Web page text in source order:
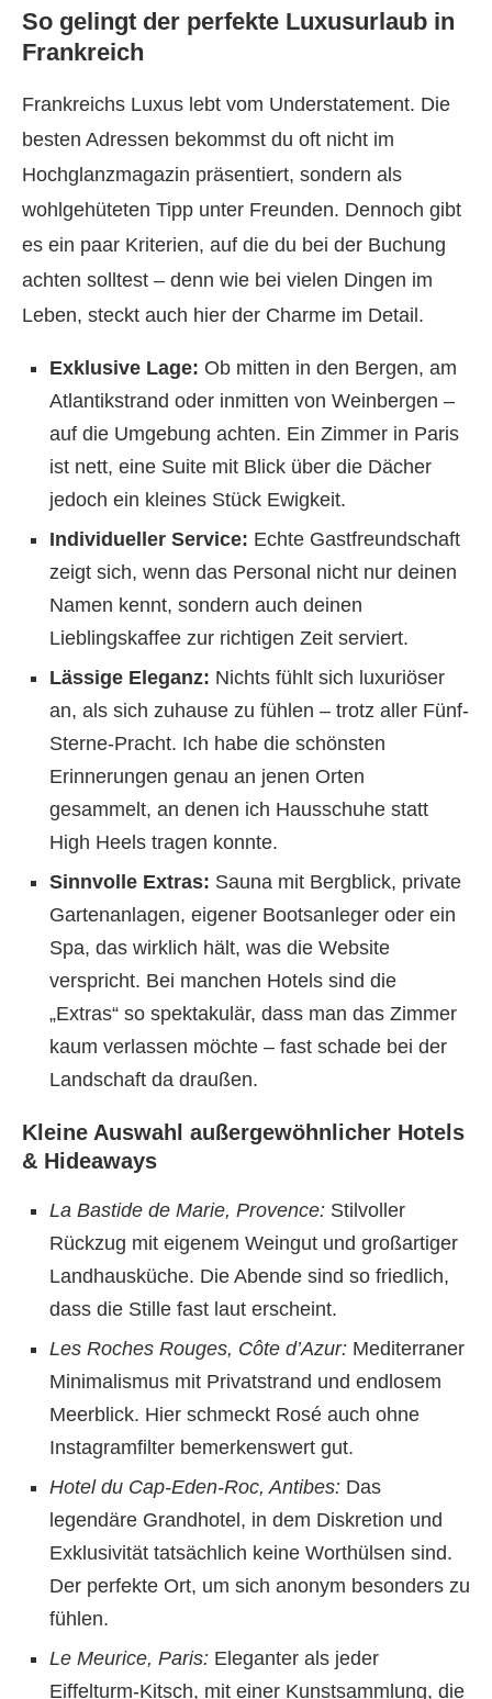
So gelingt der perfekte Luxusurlaub in
Frankreich
Frankreichs Luxus lebt vom Understatement. Die
besten Adressen bekommst du oft nicht im
Hochglanzmagazin präsentiert, sondern als
wohlgehüteten Tipp unter Freunden. Dennoch gibt
es ein paar Kriterien, auf die du bei der Buchung
achten solltest – denn wie bei vielen Dingen im
Leben, steckt auch hier der Charme im Detail.
Exklusive Lage: Ob mitten in den Bergen, am
Atlantikstrand oder inmitten von Weinbergen –
auf die Umgebung achten. Ein Zimmer in Paris
ist nett, eine Suite mit Blick über die Dächer
jedoch ein kleines Stück Ewigkeit.
Individueller Service: Echte Gastfreundschaft
zeigt sich, wenn das Personal nicht nur deinen
Namen kennt, sondern auch deinen
Lieblingskaffee zur richtigen Zeit serviert.
Lässige Eleganz: Nichts fühlt sich luxuriöser
an, als sich zuhause zu fühlen – trotz aller Fünf-
Sterne-Pracht. Ich habe die schönsten
Erinnerungen genau an jenen Orten
gesammelt, an denen ich Hausschuhe statt
High Heels tragen konnte.
Sinnvolle Extras: Sauna mit Bergblick, private
Gartenanlagen, eigener Bootsanleger oder ein
Spa, das wirklich hält, was die Website
verspricht. Bei manchen Hotels sind die
„Extras“ so spektakulär, dass man das Zimmer
kaum verlassen möchte – fast schade bei der
Landschaft da draußen.
Kleine Auswahl außergewöhnlicher Hotels
& Hideaways
La Bastide de Marie, Provence: Stilvoller
Rückzug mit eigenem Weingut und großartiger
Landhausküche. Die Abende sind so friedlich,
dass die Stille fast laut erscheint.
Les Roches Rouges, Côte d’Azur: Mediterraner
Minimalismus mit Privatstrand und endlosem
Meerblick. Hier schmeckt Rosé auch ohne
Instagramfilter bemerkenswert gut.
Hotel du Cap-Eden-Roc, Antibes: Das
legendäre Grandhotel, in dem Diskretion und
Exklusivität tatsächlich keine Worthülsen sind.
Der perfekte Ort, um sich anonym besonders zu
fühlen.
Le Meurice, Paris: Eleganter als jeder
Eiffelturm-Kitsch, mit einer Kunstsammlung, die